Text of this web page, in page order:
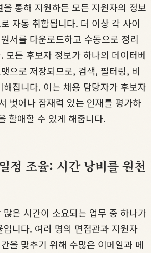
통해 지원하든 모든 지원자의 정보
자동 취합됩니다. 더 이상 각 사이
서를 다운로드하고 수동으로 정리
모든 후보자 정보가 하나의 데이터베
으로 저장되므로, 검색, 필터링, 비
집니다. 이는 채용 담당자가 후보자
벗어나 잠재력 있는 인재를 평가하
할애할 수 있게 해줍니다.
정 조율: 시간 낭비를 원천
은 시간이 소요되는 업무 중 하나가
니다. 여러 명의 면접관과 지원자
을 맞추기 위해 수많은 이메일과 메